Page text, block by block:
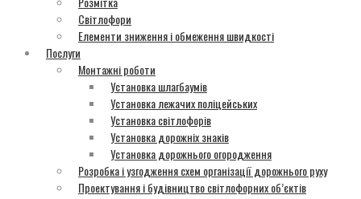
Світлофори
Елементи зниження і обмеження швидкості
Послуги
Монтажні роботи
Установка шлагбаумів
Установка лежачих поліцейських
Установка світлофорів
Установка дорожніх знаків
Установка дорожнього огородження
Розробка і узгодження схем організації дорожнього руху
Проектування і будівництво світлофорних об’єктів